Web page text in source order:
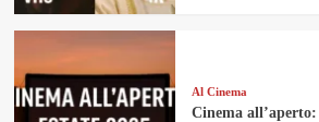
Al Cinema
Cinema